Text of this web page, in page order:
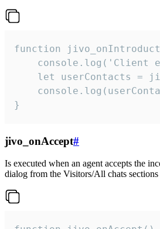
function
console.log('Client
let userContacts =
}
jivo_onAccept#
Is executed when an agent accepts the
dialog from the Visitors/All chats